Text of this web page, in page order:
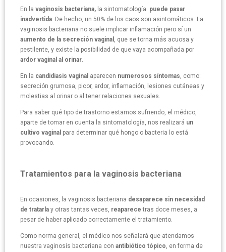
En la vaginosis bacteriana, la sintomatología puede pasar
inadvertida. De hecho, un 50% de los caos son asintomáticos. La
vaginosis bacteriana no suele implicar inflamación pero sí un
aumento de la secreción vaginal , que se torna más acuosa y
pestilente, y existe la posibilidad de que vaya acompañada por
ardor vaginal al orinar.
En la candidiasis vaginal aparecen numerosos síntomas, como:
secreción grumosa, picor, ardor, inflamación, lesiones cutáneas y
molestias al orinar o al tener relaciones sexuales.
Para saber qué tipo de trastorno estamos sufriendo, el médico,
aparte de tomar en cuenta la sintomatología, nos realizará un
cultivo vaginal para determinar qué hongo o bacteria lo está
provocando.
Tratamientos para la vaginosis bacteriana
En ocasiones, la vaginosis bacteriana desaparece sin necesidad
de tratarla y otras tantas veces, reaparece tras doce meses, a
pesar de haber aplicado correctamente el tratamiento.
Como norma general, el médico nos señalará que atendamos
nuestra vaginosis bacteriana con antibiótico tópico, en forma de